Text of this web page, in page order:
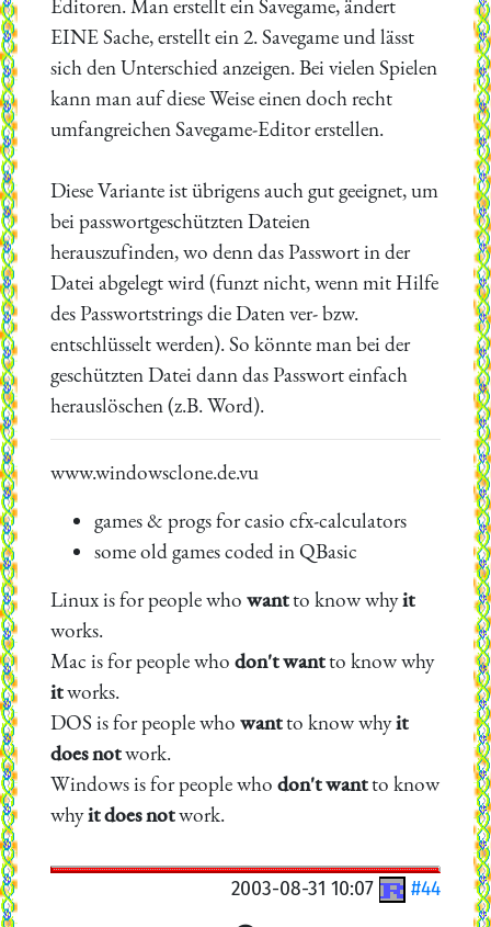
Editoren. Man erstellt ein Savegame, ändert
EINE Sache, erstellt ein 2. Savegame und lässt
sich den Unterschied anzeigen. Bei vielen Spielen
kann man auf diese Weise einen doch recht
umfangreichen Savegame-Editor erstellen.
Diese Variante ist übrigens auch gut geeignet, um
bei passwortgeschützten Dateien
herauszufinden, wo denn das Passwort in der
Datei abgelegt wird (funzt nicht, wenn mit Hilfe
des Passwortstrings die Daten ver- bzw.
entschlüsselt werden). So könnte man bei der
geschützten Datei dann das Passwort einfach
herauslöschen (z.B. Word).
www.windowsclone.de.vu
games & progs for casio cfx-calculators
some old games coded in QBasic
Linux is for people who wantto know whyit
works.
Mac is for people who don't wantto know why
itworks.
DOS is for people who wantto know whyit
does notwork.
Windows is for people who don't wantto know
whyit does notwork.
2003-08-31 10:07 #44